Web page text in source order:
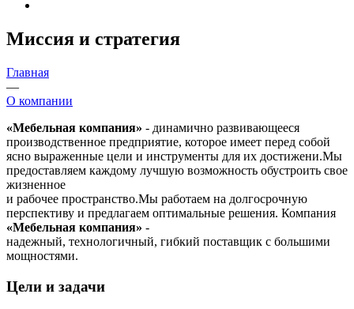
Миссия и стратегия
Главная
—
О компании
«Мебельная компания» - динамично развивающееся
производственное предприятие, которое имеет перед собой
ясно выраженные цели и инструменты для их достижени.Мы
предоставляем каждому лучшую возможность обустроить свое
жизненное
и рабочее пространство.Мы работаем на долгосрочную
перспективу и предлагаем оптимальные решения. Компания
«Мебельная компания» -
надежный, технологичный, гибкий поставщик с большими
мощностями.
Цели и задачи